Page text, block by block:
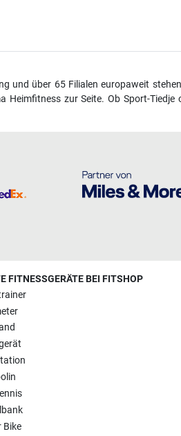
und über 65 Filialen europaweit
Heimfitness zur Seite. Ob Sport-Tiedje
FITNESSGERÄTE BEI FITSHOP
Bike